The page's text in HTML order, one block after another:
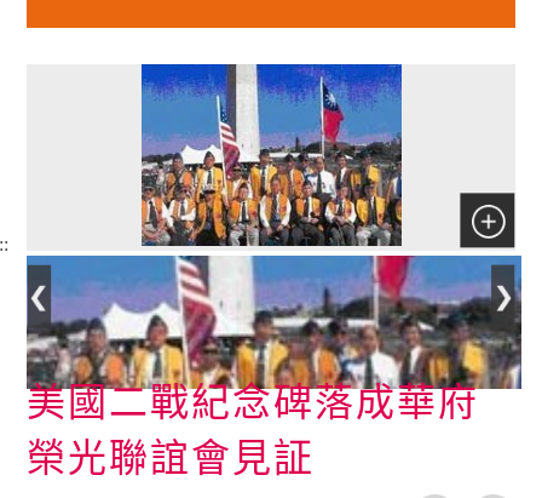
美國二戰紀念碑落成華府
榮光聯誼會見証